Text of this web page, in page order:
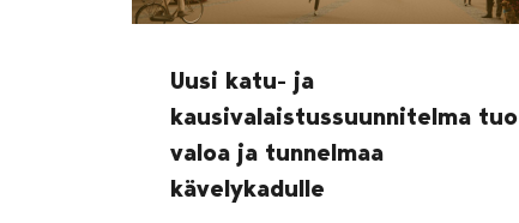
Uusi katu- ja
kausivalaistussuunnitelma tuo
valoa ja tunnelmaa
kävelykadulle